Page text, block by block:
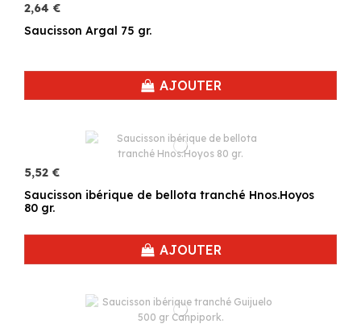
2,64 €
Saucisson Argal 75 gr.
AJOUTER
5,52 €
Saucisson ibérique de bellota tranché Hnos.Hoyos
80 gr.
AJOUTER